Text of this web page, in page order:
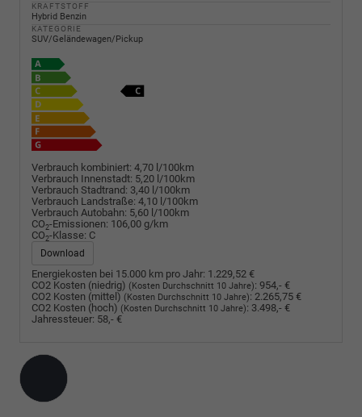
KRAFTSTOFF
Hybrid Benzin
KATEGORIE
SUV/Geländewagen/Pickup
Verbrauch kombiniert: 4,70 l/100km
Verbrauch Innenstadt: 5,20 l/100km
Verbrauch Stadtrand: 3,40 l/100km
Verbrauch Landstraße: 4,10 l/100km
Verbrauch Autobahn: 5,60 l/100km
CO2-Emissionen: 106,00 g/km
CO2-Klasse: C
Download
Energiekosten bei 15.000 km pro Jahr: 1.229,52 €
CO2 Kosten (niedrig) (Kosten Durchschnitt 10 Jahre): 954,- €
CO2 Kosten (mittel) (Kosten Durchschnitt 10 Jahre): 2.265,75 €
CO2 Kosten (hoch) (Kosten Durchschnitt 10 Jahre): 3.498,- €
Jahressteuer: 58,- €